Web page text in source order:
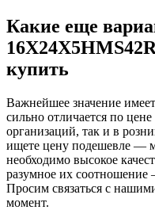
Какие еще
купить
Важнейшее значение
сильно отличается по
организаций, так и в
ищете цену подешевле —
необходимо высокое
разумное их соотношение
Просим связаться с
момент.